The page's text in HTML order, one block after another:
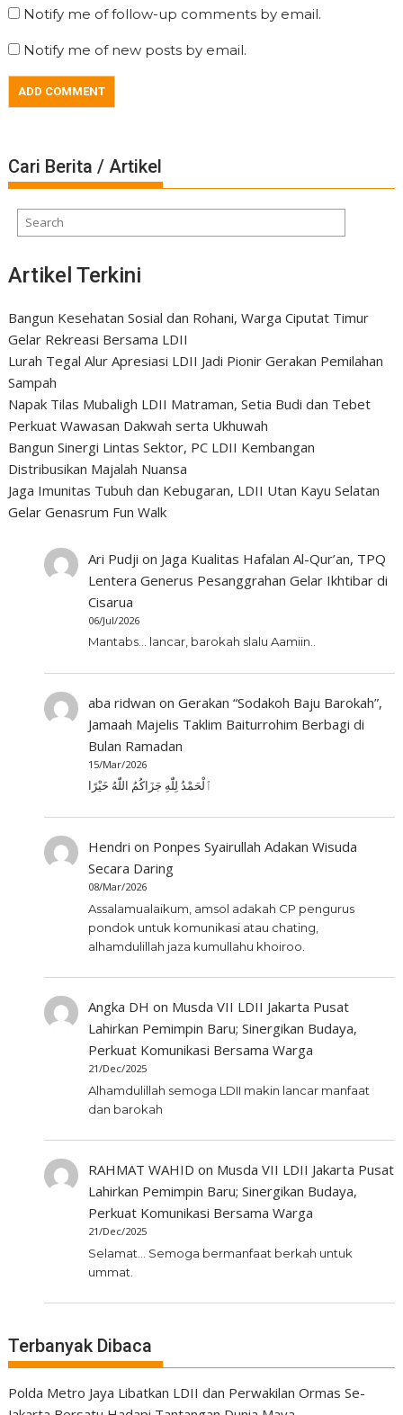
Notify me of follow-up comments by email.
Notify me of new posts by email.
Cari Berita / Artikel
Artikel Terkini
Bangun Kesehatan Sosial dan Rohani, Warga Ciputat Timur
Gelar Rekreasi Bersama LDII
Lurah Tegal Alur Apresiasi LDII Jadi Pionir Gerakan Pemilahan
Sampah
Napak Tilas Mubaligh LDII Matraman, Setia Budi dan Tebet
Perkuat Wawasan Dakwah serta Ukhuwah
Bangun Sinergi Lintas Sektor, PC LDII Kembangan
Distribusikan Majalah Nuansa
Jaga Imunitas Tubuh dan Kebugaran, LDII Utan Kayu Selatan
Gelar Genasrum Fun Walk
Ari Pudji on Jaga Kualitas Hafalan Al-Qur’an, TPQ
Lentera Generus Pesanggrahan Gelar Ikhtibar di
Cisarua
06/Jul/2026
Mantabs... lancar, barokah slalu Aamiin..
aba ridwan onGerakan “Sodakoh Baju Barokah”,
Jamaah Majelis Taklim Baiturrohim Berbagi di
Bulan Ramadan
15/Mar/2026
ٱلْحَمْدُ لِلّٰهِ جَزَاكُمُ اللّٰهُ خَيْرًا
Hendri on Ponpes Syairullah Adakan Wisuda
Secara Daring
08/Mar/2026
Assalamualaikum, amsol adakah CP pengurus
pondok untuk komunikasi atau chating,
alhamdulillah jaza kumullahu khoiroo.
Angka DH on Musda VII LDII Jakarta Pusat
Lahirkan Pemimpin Baru; Sinergikan Budaya,
Perkuat Komunikasi Bersama Warga
21/Dec/2025
Alhamdulillah semoga LDII makin lancar manfaat
dan barokah
RAHMAT WAHID on Musda VII LDII Jakarta Pusat
Lahirkan Pemimpin Baru; Sinergikan Budaya,
Perkuat Komunikasi Bersama Warga
21/Dec/2025
Selamat... Semoga bermanfaat berkah untuk
ummat.
Terbanyak Dibaca
Polda Metro Jaya Libatkan LDII dan Perwakilan Ormas Se-